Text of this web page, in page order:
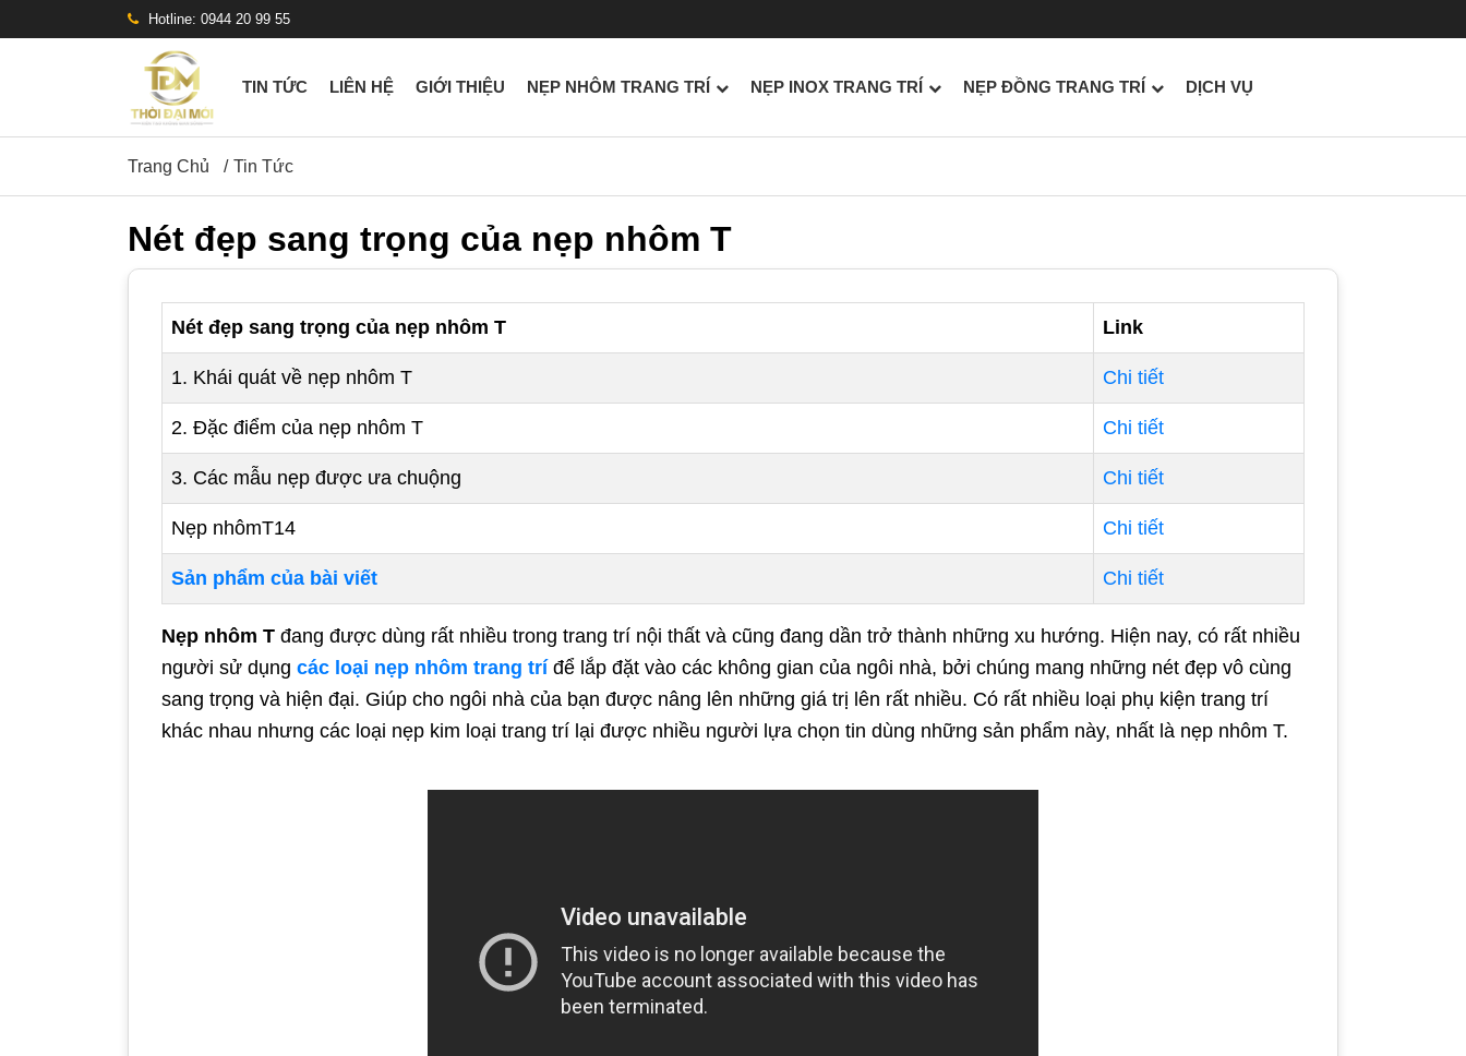
Hotline: 0944 20 99 55
TIN TỨC LIÊN HỆ GIỚI THIỆU NẸP NHÔM TRANG TRÍ NẸP INOX TRANG TRÍ NẸP ĐỒNG TRANG TRÍ DỊCH VỤ
Trang Chủ Tin Tức
Nét đẹp sang trọng của nẹp nhôm T
Nét đẹp sang trọng của nẹp nhôm T Link
1. Khái quát về nẹp nhôm T Chi tiết
2. Đặc điểm của nẹp nhôm T Chi tiết
3. Các mẫu nẹp được ưa chuộng Chi tiết
Nẹp nhômT14 Chi tiết
Sản phẩm của bài viết Chi tiết
Nẹp nhôm T đang được dùng rất nhiều trong trang trí nội thất và cũng đang dần trở thành những xu hướng. Hiện nay, có rất nhiều
người sử dụng các loại nẹp nhôm trang trí để lắp đặt vào các không gian của ngôi nhà, bởi chúng mang những nét đẹp vô cùng
sang trọng và hiện đại. Giúp cho ngôi nhà của bạn được nâng lên những giá trị lên rất nhiều. Có rất nhiều loại phụ kiện trang trí
khác nhau nhưng các loại nẹp kim loại trang trí lại được nhiều người lựa chọn tin dùng những sản phẩm này, nhất là nẹp nhôm T.